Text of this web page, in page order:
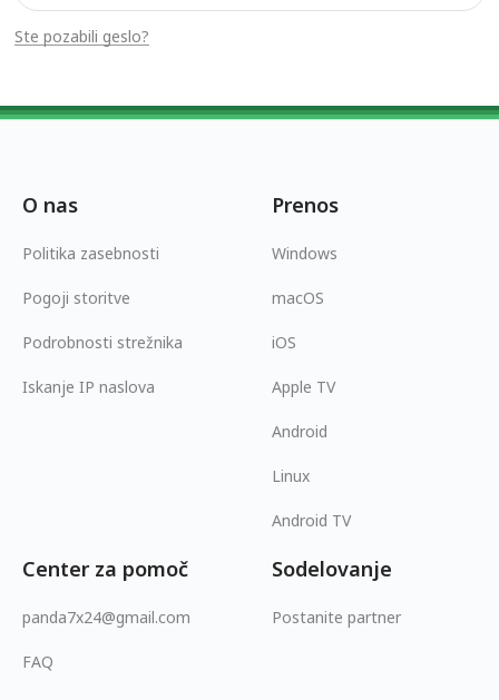
Ste pozabili geslo?
O nas
Politika zasebnosti
Pogoji storitve
Podrobnosti strežnika
Iskanje IP naslova
Prenos
Windows
macOS
iOS
Apple TV
Android
Linux
Android TV
Center za pomoč
panda7x24@gmail.com
FAQ
Sodelovanje
Postanite partner